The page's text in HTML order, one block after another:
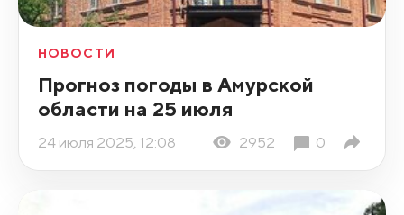
НОВОСТИ
Прогноз погоды в Амурской
области на 25 июля
24 июля 2025, 12:08 2952 0